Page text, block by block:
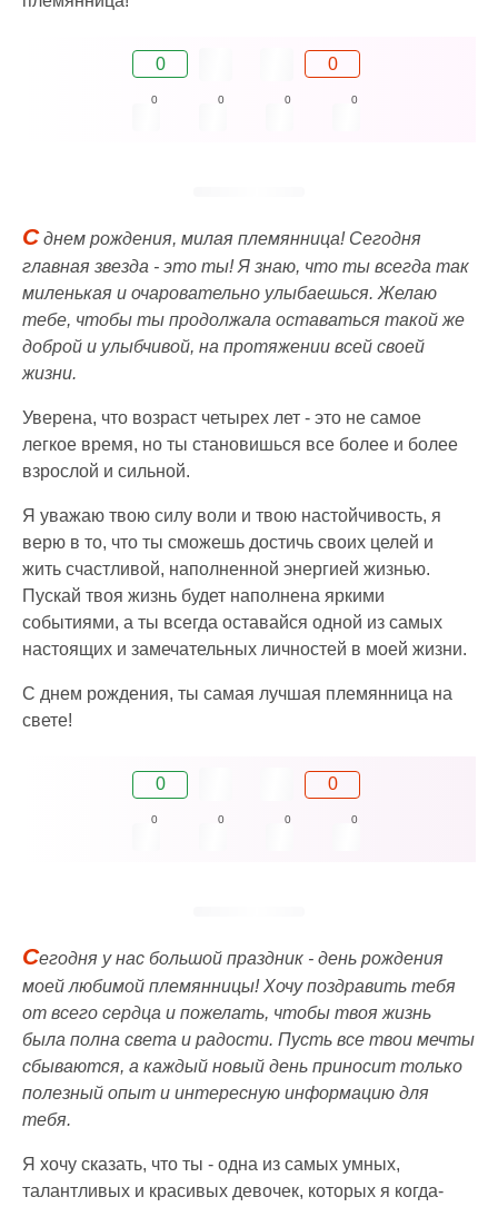
0 0
0 0 0 0
Сднем рождения, милая племянница! Сегодня
главная звезда - это ты! Я знаю, что ты всегда так
миленькая и очаровательно улыбаешься. Желаю
тебе, чтобы ты продолжала оставаться такой же
доброй и улыбчивой, на протяжении всей своей
жизни.
Уверена, что возраст четырех лет - это не самое
легкое время, но ты становишься все более и более
взрослой и сильной.
Я уважаю твою силу воли и твою настойчивость, я
верю в то, что ты сможешь достичь своих целей и
жить счастливой, наполненной энергией жизнью.
Пускай твоя жизнь будет наполнена яркими
событиями, а ты всегда оставайся одной из самых
настоящих и замечательных личностей в моей жизни.
С днем рождения, ты самая лучшая племянница на
свете!
0 0
0 0 0 0
Сегодня у нас большой праздник - день рождения
моей любимой племянницы! Хочу поздравить тебя
от всего сердца и пожелать, чтобы твоя жизнь
была полна света и радости. Пусть все твои мечты
сбываются, а каждый новый день приносит только
полезный опыт и интересную информацию для
тебя.
Я хочу сказать, что ты - одна из самых умных,
талантливых и красивых девочек, которых я когда-